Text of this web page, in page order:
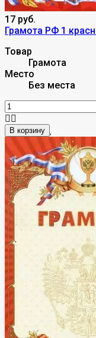
17 руб.
Грамота РФ 1
Товар
Грамота
Место
Без места
В корзину